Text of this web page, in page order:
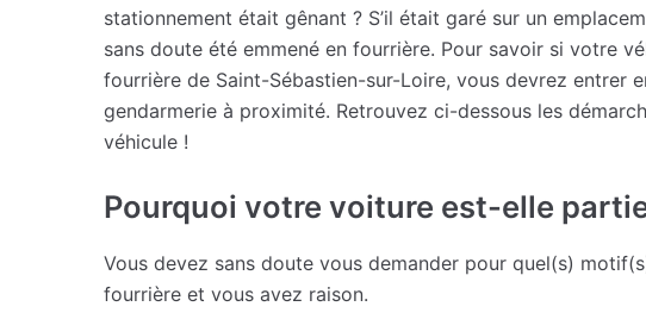
stationnement était gênant ? S’il était garé sur un
sans doute été emmené en fourrière. Pour savoir si votre
fourrière de Saint-Sébastien-sur-Loire, vous devrez entrer
gendarmerie à proximité. Retrouvez ci-dessous les
véhicule !
Pourquoi votre voiture est-elle
Vous devez sans doute vous demander pour quel(s)
fourrière et vous avez raison.